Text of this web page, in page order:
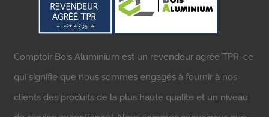
Comptoir Bois Aluminium est un revendeur agréé TPR, ce
qui signifie que nous sommes engagés à fournir à nos
clients des produits de la plus haute qualité et un niveau